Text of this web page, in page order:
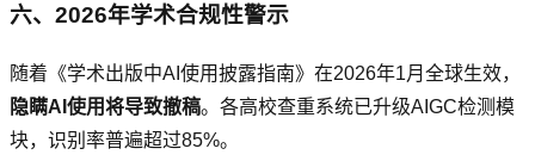
六、2026年学术合规性警示
随着《学术出版中AI使用披露指南》在2026年1月全球生效，
隐瞒AI使用将导致撤稿。各高校查重系统已升级AIGC检测模
块，识别率普遍超过85%。